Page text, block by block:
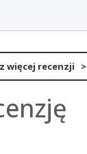
więcej recenzji >